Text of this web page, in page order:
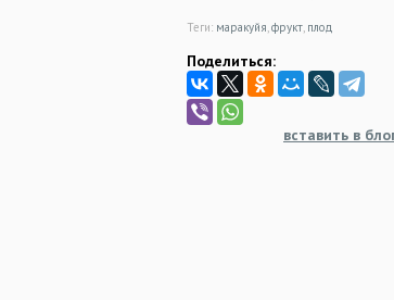
Теги: маракуйя,фрукт, плод
Поделиться:
вставить в